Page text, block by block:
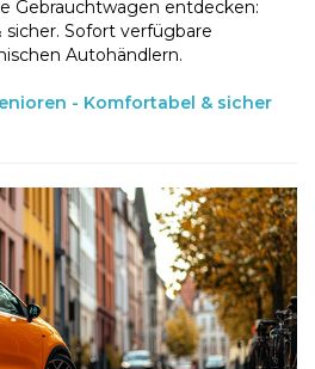
Gebrauchtwagen entdecken:
Sofort verfügbare
Autohändlern.
- Komfortabel & sicher